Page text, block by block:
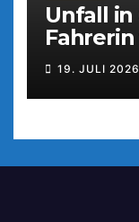
Unfall in
19. JULI 2026